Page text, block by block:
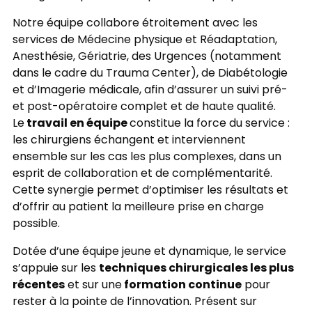
Notre équipe collabore étroitement avec les
services de Médecine physique et Réadaptation,
Anesthésie, Gériatrie, des Urgences (notamment
dans le cadre du Trauma Center), de Diabétologie
et d’Imagerie médicale, afin d’assurer un suivi pré-
et post-opératoire complet et de haute qualité.
Letravail en équipeconstitue la force du service :
les chirurgiens échangent et interviennent
ensemble sur les cas les plus complexes, dans un
esprit de collaboration et de complémentarité.
Cette synergie permet d’optimiser les résultats et
d’offrir au patient la meilleure prise en charge
possible.
Dotée d’une équipe jeune et dynamique, le service
s’appuie sur lestechniques chirurgicales les plus
récenteset sur uneformation continuepour
rester à la pointe de l’innovation. Présent sur